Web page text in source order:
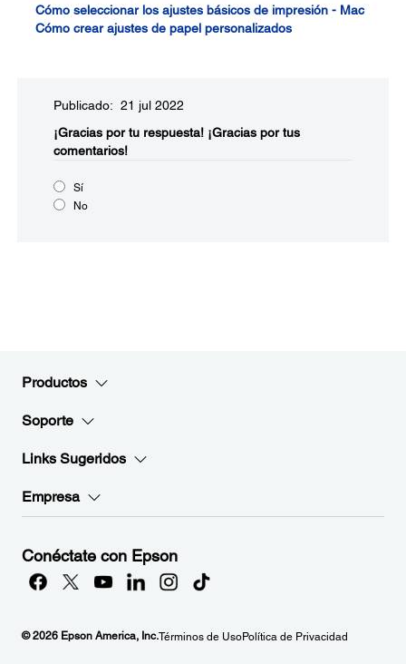
Cómo seleccionar los ajustes básicos de impresión - Mac
Cómo crear ajustes de papel personalizados
Publicado: 21 jul 2022
¡Gracias por tu respuesta! ¡Gracias por tus
comentarios!
Sí
No
Productos
Soporte
Links Sugeridos
Empresa
Conéctate con Epson
© 2026 Epson America, Inc.Términos de UsoPolítica de Privacidad